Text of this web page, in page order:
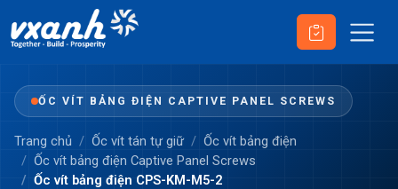
ỐC VÍT BẢNG ĐIỆN CAPTIVE PANEL SCREWS
Trang chủ Ốc vít tán tự giữ
Ốc vít bảng điện
Ốc vít bảng điện Captive Panel Screws
Ốc vít bảng điện CPS-KM-M5-2